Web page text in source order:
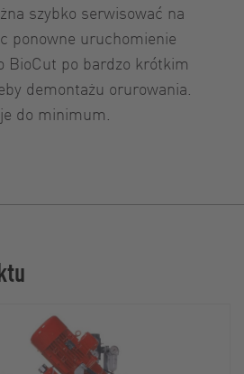
szybko serwisować na
ponowne uruchomienie
BioCut po bardzo krótkim
demontażu orurowania.
do minimum.